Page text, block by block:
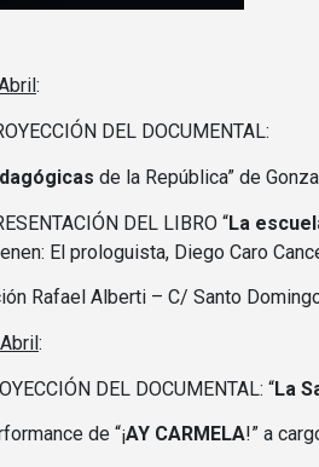
:
DEL DOCUMENTAL:
de la República” de
DEL LIBRO “La
El prologuista, Diego Caro
Rafael Alberti – C/ Santo
:
DEL DOCUMENTAL: “La
de “¡AY CARMELA!” a